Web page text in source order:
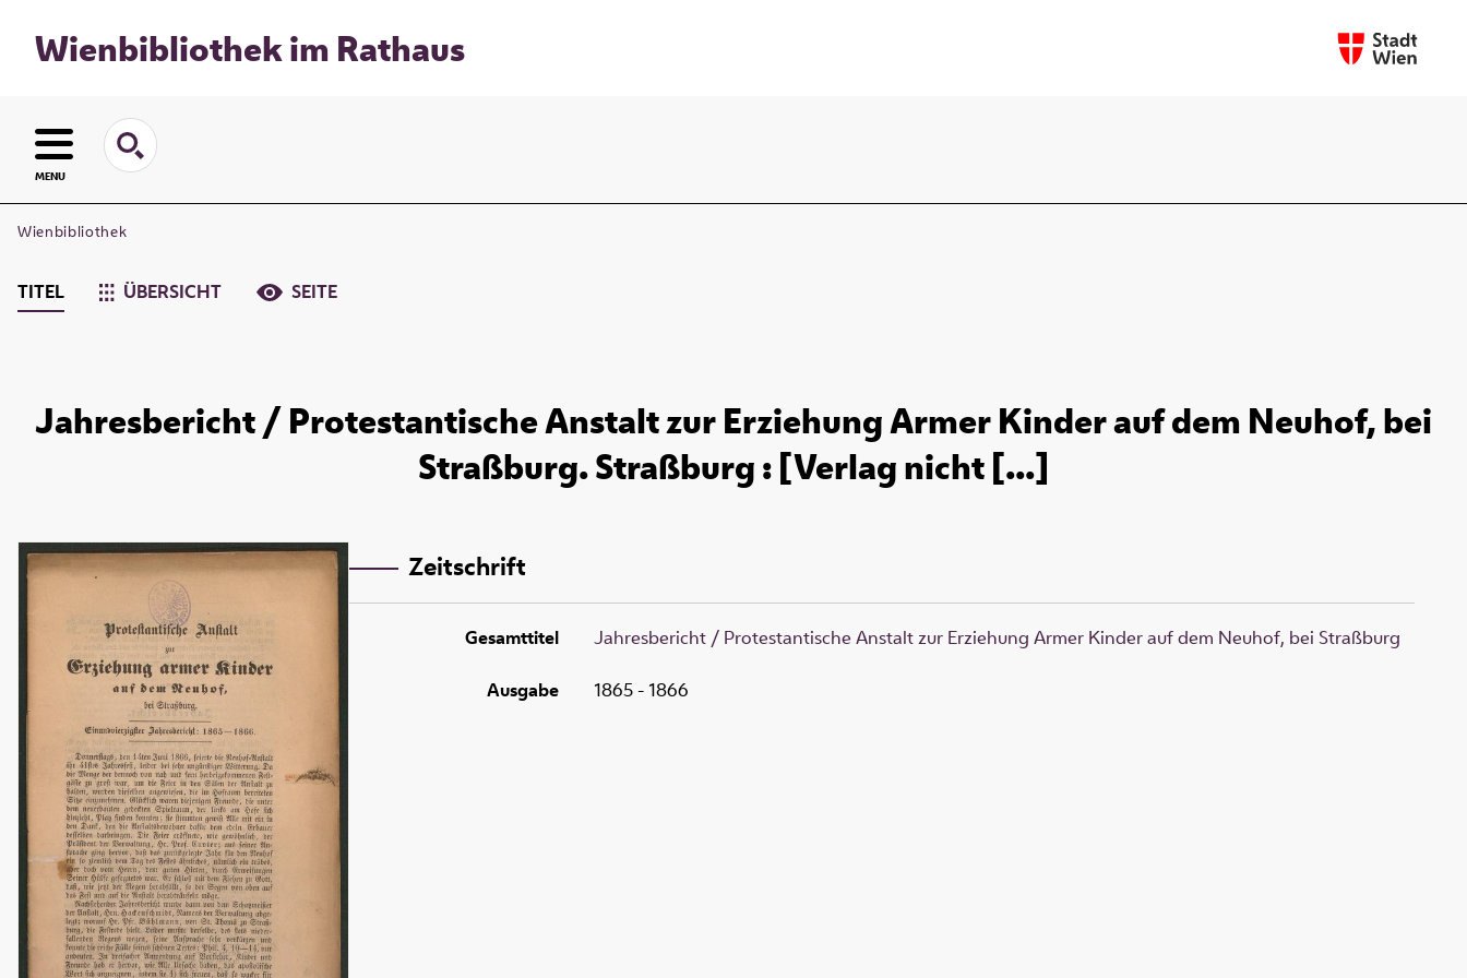
Wienbibliothek im Rathaus
MENU
Wienbibliothek
TITEL ÜBERSICHT SEITE
Jahresbericht / Protestantische Anstalt zur Erziehung Armer Kinder auf dem Neuhof, bei
Straßburg. Straßburg : [Verlag nicht [...]
Zeitschrift
Gesamttitel Jahresbericht / Protestantische Anstalt zur Erziehung Armer Kinder auf dem Neuhof, bei Straßburg
Ausgabe 1865 - 1866